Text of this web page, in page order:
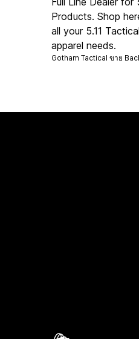
Products. Shop
all your 5.11
apparel needs.
Gotham Tactical ขาย